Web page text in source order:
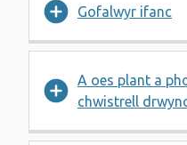
Gofalwyr ifanc
A oes plant a
chwistrell